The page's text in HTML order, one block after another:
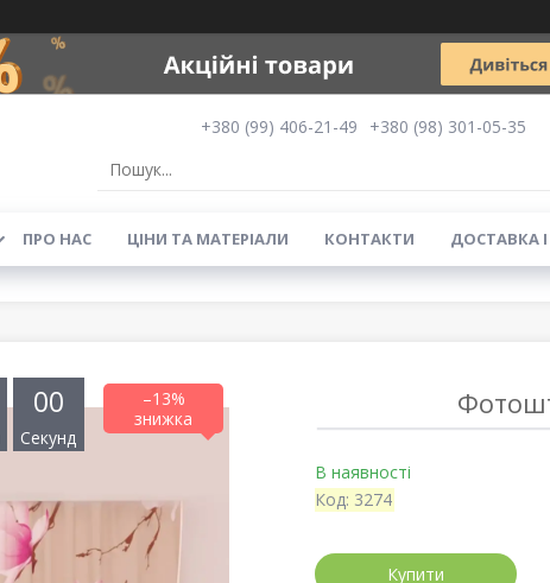
+380 (99) 406-21-49
+380 (98) 301-05-35
ПРО НАС ЦІНИ ТА МАТЕРІАЛИ КОНТАКТИ ДОСТАВКА
–13%
00
Секунд
В наявності
Код: 3274
Купити